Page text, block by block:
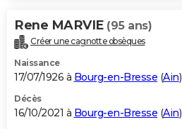
Rene MARVIE (95 ans)
Créer une cagnotte obsèques
Naissance
17/07/1926 à Bourg-en-Bresse (Ain)
Décès
16/10/2021 à Bourg-en-Bresse (Ain)